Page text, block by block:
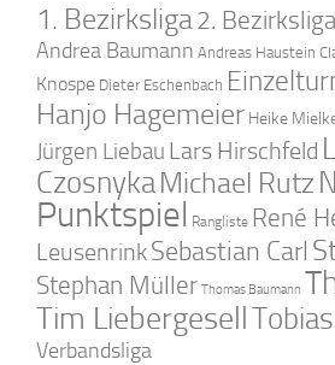
1. Bezirksliga2. Bezirksliga
Andrea Baumann Andreas Haustein
Knospe Dieter Eschenbach
Hanjo Hagemeier Heike
Jürgen Liebau Lars Hirschfeld
Czosnyka Michael Rutz
Punktspiel Rangliste René
LeusenrinkSebastian Carl
Stephan Müller Thomas Baumann
Tim Liebergesell
Verbandsliga